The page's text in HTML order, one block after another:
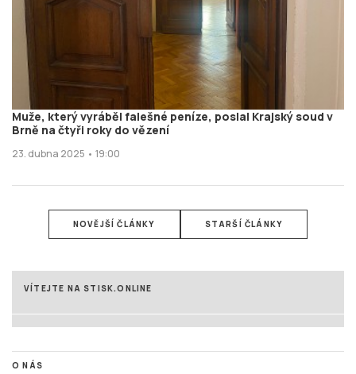
Muže, který vyráběl falešné peníze, poslal Krajský soud v
Brně na čtyři roky do vězení
23. dubna 2025 • 19:00
NOVĚJŠÍ ČLÁNKY STARŠÍ ČLÁNKY
VÍTEJTE NA STISK.ONLINE
O NÁS